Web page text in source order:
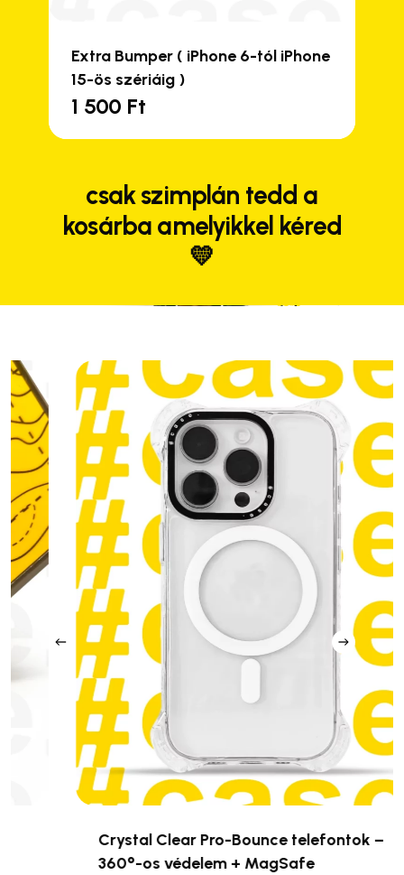
Extra Bumper ( iPhone 6-tól iPhone
15-ös szériáig )
1 500 Ft
csak szimplán tedd a
kosárba amelyikkel kéred
💛
Crystal Clear Pro-Bounce telefontok –
360°-os védelem + MagSafe
Close
Close
Close
Close